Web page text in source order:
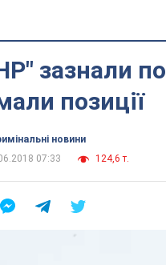
зазнали
позиції
новини
07:33
124,6 т.